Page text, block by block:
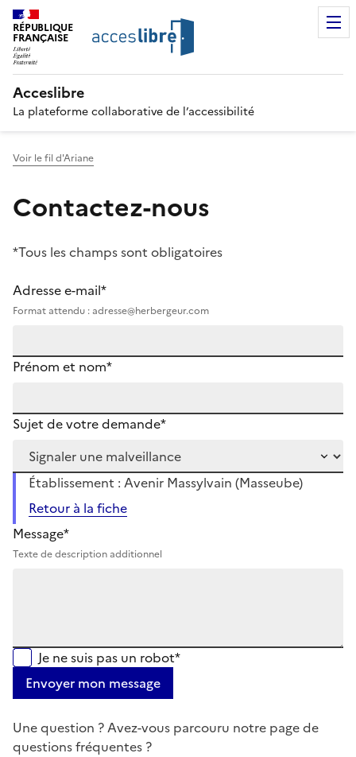
RÉPUBLIQUE
FRANÇAISE
Acceslibre
La plateforme collaborative de l’accessibilité
Voir le fil d'Ariane
Contactez-nous
*Tous les champs sont obligatoires
Adresse e-mail*
Format attendu : adresse@herbergeur.com
Prénom et nom*
Sujet de votre demande*
Établissement : Avenir Massylvain (Masseube)
Retour à la fiche
Message*
Texte de description additionnel
Je ne suis pas un robot*
Envoyer mon message
Une question ? Avez-vous parcouru notre page de
questions fréquentes ?